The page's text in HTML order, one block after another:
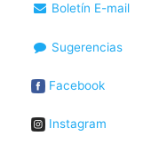
Boletín E-mail
Sugerencias
Facebook
Instagram